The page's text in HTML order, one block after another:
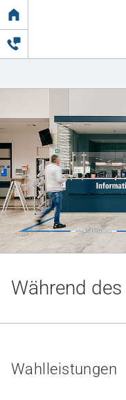
Link
zur
Startseite
Startseite
Kliniken & Einrichtungen
Während des
Wahlleistungen